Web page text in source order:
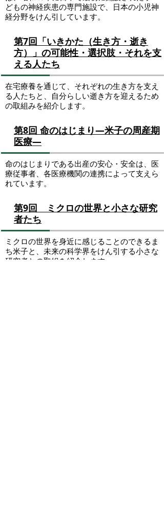
どもの神経疾患の専門施設で、日本の小児神
経分野をけん引しています。
第7回「いきかた（生き方・逝き
方）」の可能性・選択肢・それを支
える人たち
在宅療養を通じて、それぞれの生き方を支え
る人たちと、自分らしい逝き方を迎えるため
の取組みを紹介します。
第8回 命のはじまり―米子の周産期
医療―
命のはじまりである出産の安心・安全は、医
療従事者、各医療機関の連携によって支えら
れています。
第9回 ミクロの世界と小さな研究
者たち
ミクロの世界を身近に感じることのできるま
ち米子と、未来の科学界をけん引する小さな
研究者との取組を紹介します。